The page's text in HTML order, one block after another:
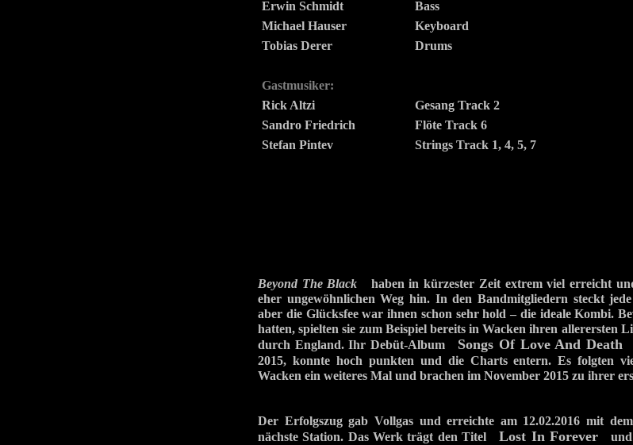
Erwin Schmidt
Bass
Michael Hauser
Keyboard
Tobias Derer
Drums
Gastmusiker:
Rick Altzi
Gesang Track 2
Sandro Friedrich
Flöte Track 6
Stefan Pintev
Strings Track 1, 4, 5, 7
Beyond The Black haben in kürzester Zeit extrem viel erreicht
eher ungewöhnlichen Weg hin. In den Bandmitgliedern steckt
aber die Glücksfee war ihnen schon sehr hold – die ideale Kombi.
hatten, spielten sie zum Beispiel bereits in Wacken ihren allerersten
durch England. Ihr Debüt-Album Songs Of Love And Death
2015, konnte hoch punkten und die Charts entern. Es folgten
Wacken ein weiteres Mal und brachen im November 2015 zu ihrer
Der Erfolgszug gab Vollgas und erreichte am 12.02.2016 mit
nächste Station. Das Werk trägt den TitelLost In Forever und